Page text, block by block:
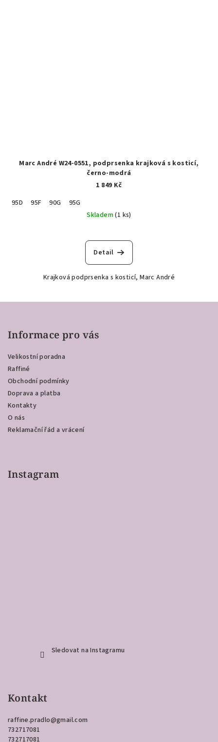
Marc André W24-0551, podprsenka krajková s kosticí,
černo-modrá
1 849 Kč
95D
95F 90G
95G
Skladem(1 ks)
Detail
Krajková podprsenka s kosticí, Marc André
Informace pro vás
Velikostní poradna
Raffiné
Obchodní podmínky
Doprava a platba
Kontakty
O nás
Reklamační řád a vrácení
Instagram
Sledovat na Instagramu
Kontakt
raffine.pradlo@gmail.com
732717081
732717081